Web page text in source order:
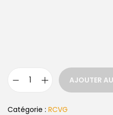
AJOUTER
Catégorie : RCVG